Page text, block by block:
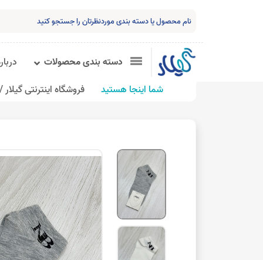
دسته بندی محصولات
شما اینجا هستید
فروشگاه اینترنتی گیلار /